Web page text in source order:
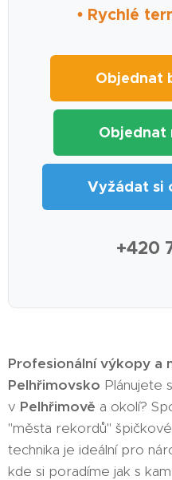
• Rychlé
🚜 Objednat
🏗️ Objednat
📋 Vyžádat
📞 +420
Profesionální výkopy a
Pelhřimovsko Plánujete
v Pelhřimově a okolí?
"města rekordů"
technika je ideální pro
kde si poradíme jak s